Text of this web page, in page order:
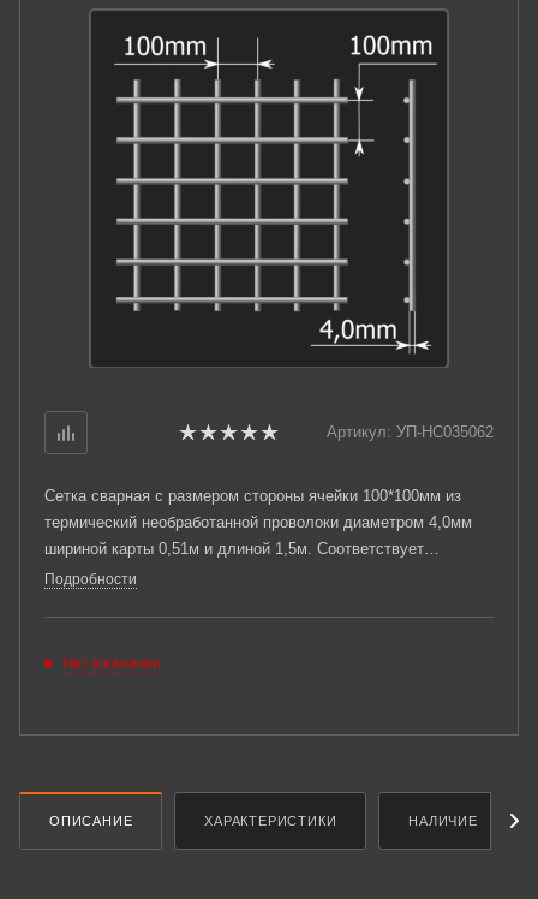
Артикул: УП-НС035062
Сетка сварная с размером стороны ячейки 100*100мм из
термический необработанной проволоки диаметром 4,0мм
шириной карты 0,51м и длиной 1,5м. Соответствует
требованиям ТУ 25.93.13-001-03876796-2019.
Подробности
Нет в наличии
ОПИСАНИЕ ХАРАКТЕРИСТИКИ НАЛИЧИЕ